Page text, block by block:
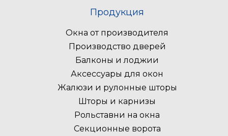
Продукция
Окна от производителя
Производство дверей
Балконы и лоджии
Аксессуары для окон
Жалюзи и рулонные шторы
Шторы и карнизы
Рольставни на окна
Секционные ворота